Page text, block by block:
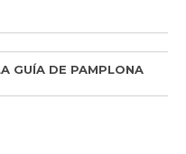
GUÍA DE PAMPLONA